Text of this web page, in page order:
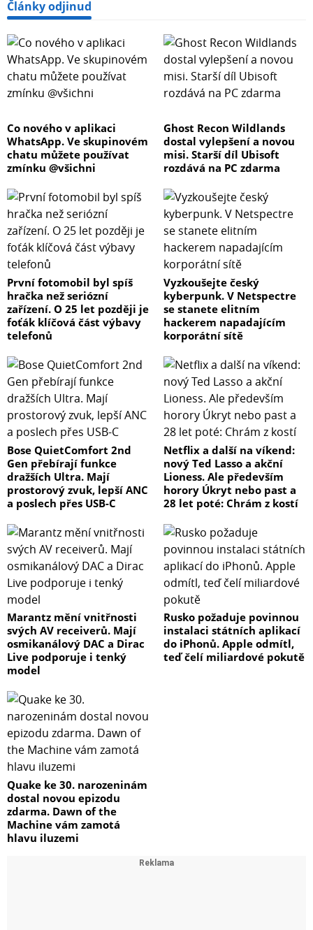
Články odjinud
Co nového v aplikaci
WhatsApp. Ve skupinovém
chatu můžete používat
zmínku @všichni
Ghost Recon Wildlands
dostal vylepšení a novou
misi. Starší díl Ubisoft
rozdává na PC zdarma
První fotomobil byl spíš
hračka než seriózní
zařízení. O 25 let později je
foťák klíčová část výbavy
telefonů
Vyzkoušejte český
kyberpunk. V Netspectre
se stanete elitním
hackerem napadajícím
korporátní sítě
Bose QuietComfort 2nd
Gen přebírají funkce
dražších Ultra. Mají
prostorový zvuk, lepší ANC
a poslech přes USB-C
Netflix a další na víkend:
nový Ted Lasso a akční
Lioness. Ale především
horory Úkryt nebo past a
28 let poté: Chrám z kostí
Marantz mění vnitřnosti
svých AV receiverů. Mají
osmikanálový DAC a Dirac
Live podporuje i tenký
model
Rusko požaduje povinnou
instalaci státních aplikací
do iPhonů. Apple odmítl,
teď čelí miliardové pokutě
Quake ke 30. narozeninám
dostal novou epizodu
zdarma. Dawn of the
Machine vám zamotá
hlavu iluzemi